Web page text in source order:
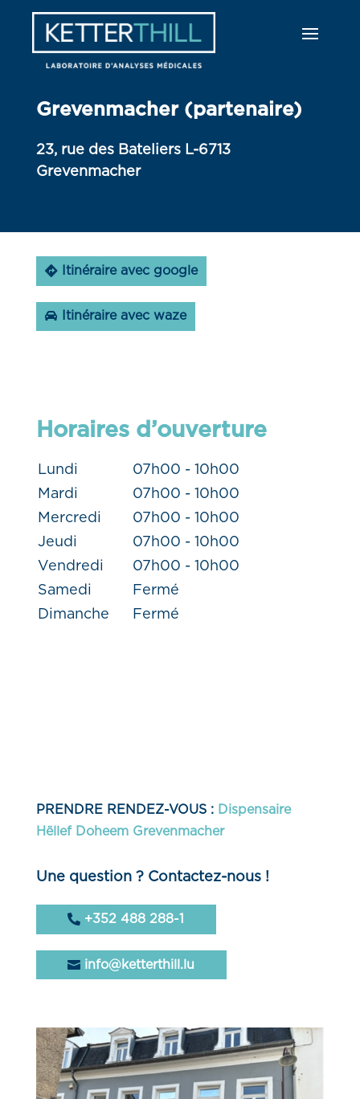
Grevenmacher (partenaire)
23, rue des Bateliers L-6713
Grevenmacher
Itinéraire avec google
Itinéraire avec waze
Horaires d’ouverture
Lundi
07h00 - 10h00
Mardi
07h00 - 10h00
Mercredi
07h00 - 10h00
Jeudi
07h00 - 10h00
Vendredi
07h00 - 10h00
Samedi
Fermé
Dimanche
Fermé
PRENDRE RENDEZ-VOUS : Dispensaire
Hëllef Doheem Grevenmacher
Une question ? Contactez-nous !
+352 488 288-1
info@ketterthill.lu